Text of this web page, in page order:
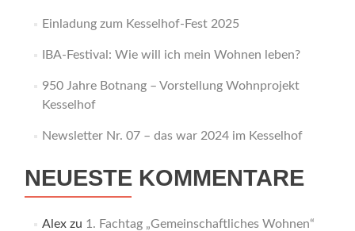
Einladung zum Kesselhof-Fest 2025
IBA-Festival: Wie will ich mein Wohnen leben?
950 Jahre Botnang – Vorstellung Wohnprojekt
Kesselhof
Newsletter Nr. 07 – das war 2024 im Kesselhof
NEUESTE KOMMENTARE
Alexzu 1. Fachtag „Gemeinschaftliches Wohnen“